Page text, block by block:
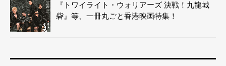
『トワイライト・ウォリアーズ 決戦！九龍城
砦』等、一冊丸ごと香港映画特集！